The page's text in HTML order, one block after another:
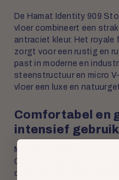
De Hamat Identity 909
vloer combineert een
antraciet kleur. Het royale
zorgt voor een rustig en
past in moderne en
steenstructuur en micro
vloer een luxe en
Comfortabel en
intensief gebruik
Met een totale dikte van
0,55 mm is deze PVC
dagelijks gebruik. De vloer